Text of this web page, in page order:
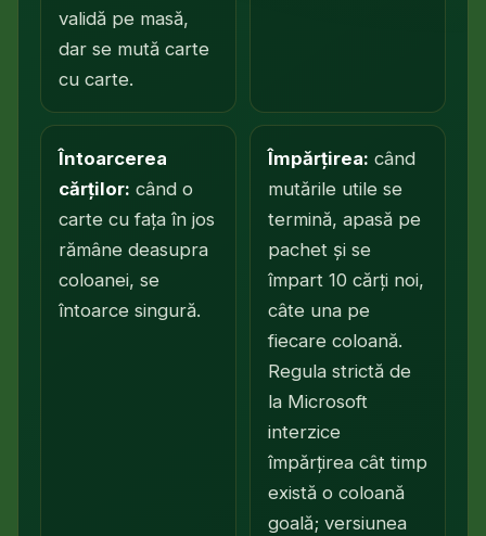
validă pe masă,
dar se mută carte
cu carte.
Întoarcerea
cărților: când o
carte cu fața în jos
rămâne deasupra
coloanei, se
întoarce singură.
Împărțirea: când
mutările utile se
termină, apasă pe
pachet și se
împart 10 cărți noi,
câte una pe
fiecare coloană.
Regula strictă de
la Microsoft
interzice
împărțirea cât timp
există o coloană
goală; versiunea